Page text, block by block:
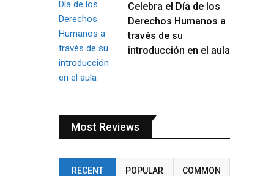
Celebra el Día de los
Derechos Humanos a
través de su
introducción en el aula
Most Reviews
RECENT POPULAR COMMON